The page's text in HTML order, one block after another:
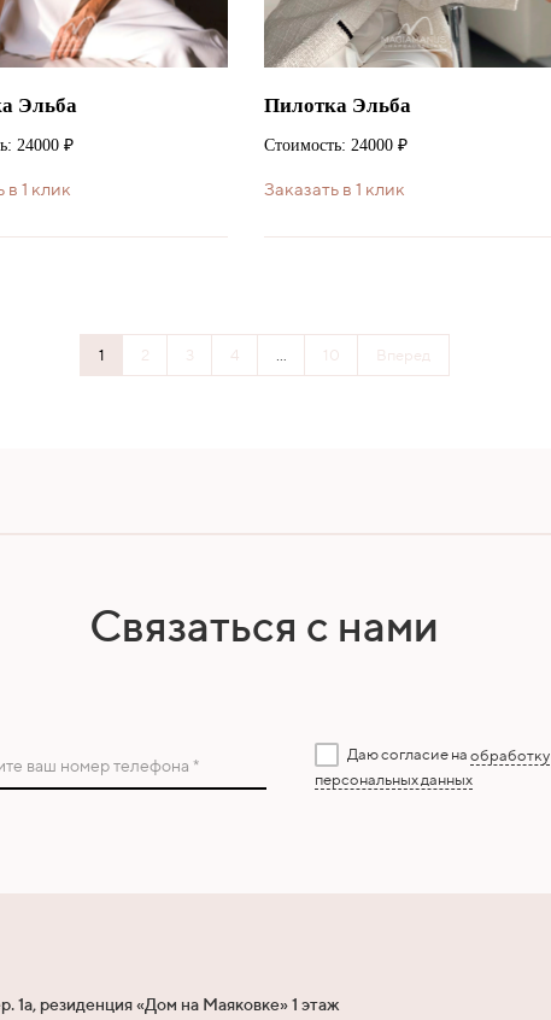
Эльба
24000 ₽
в 1 клик
Пилотка Эльба
Стоимость: 24000 ₽
Заказать в 1 клик
1 2 3 4 ... 10 Вперед
Связаться с нами
ваш номер телефона *
Даю согласие на обработку
персональных данных
1а, резиденция «Дом на Маяковке» 1 этаж